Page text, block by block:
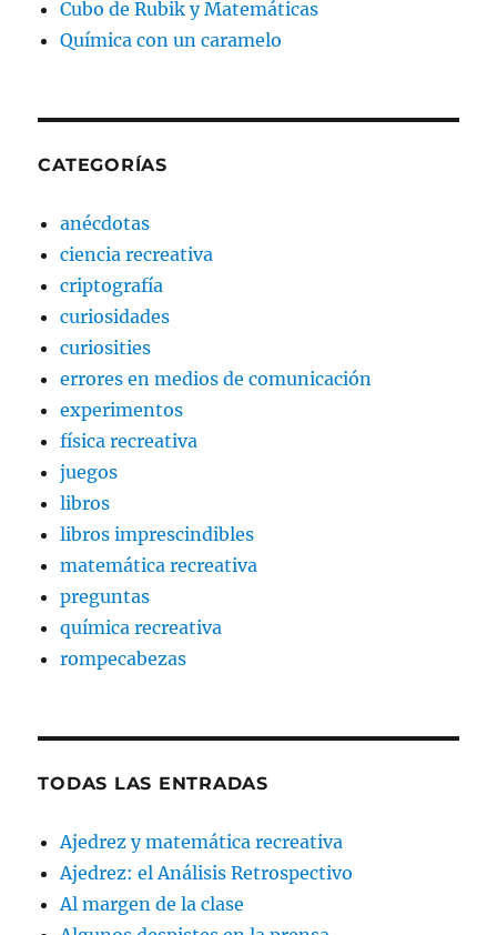
Cubo de Rubik y Matemáticas
Química con un caramelo
CATEGORÍAS
anécdotas
ciencia recreativa
criptografía
curiosidades
curiosities
errores en medios de comunicación
experimentos
física recreativa
juegos
libros
libros imprescindibles
matemática recreativa
preguntas
química recreativa
rompecabezas
TODAS LAS ENTRADAS
Ajedrez y matemática recreativa
Ajedrez: el Análisis Retrospectivo
Al margen de la clase